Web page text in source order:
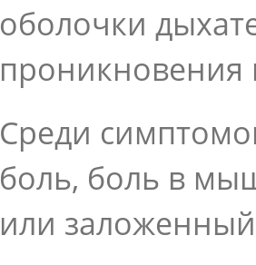
оболочки
проникновения
Среди
оль, боль в
или